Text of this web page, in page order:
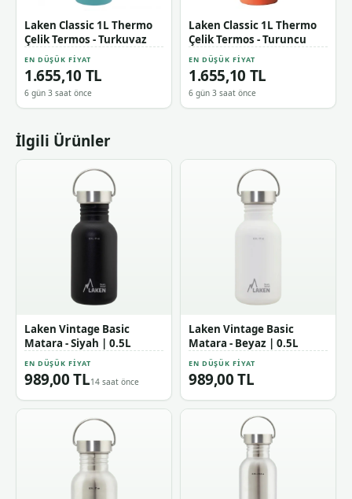
Laken Classic 1L Thermo
Çelik Termos - Turkuvaz
EN DÜŞÜK FIYAT
1.655,10 TL
6 gün 3 saat önce
Laken Classic 1L Thermo
Çelik Termos - Turuncu
EN DÜŞÜK FIYAT
1.655,10 TL
6 gün 3 saat önce
İlgili Ürünler
Laken Vintage Basic
Matara - Siyah | 0.5L
EN DÜŞÜK FIYAT
989,00 TL14 saat önce
Laken Vintage Basic
Matara - Beyaz | 0.5L
EN DÜŞÜK FIYAT
989,00 TL